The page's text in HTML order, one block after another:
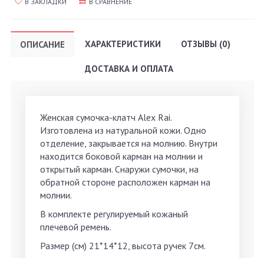
ОПИСАНИЕ ХАРАКТЕРИСТИКИ ОТЗЫВЫ (0)
ДОСТАВКА И ОПЛАТА
Женская сумочка-клатч Alex Rai.
Изготовлена из натуральной кожи. Одно
отделение, закрывается на молнию. Внутри
находится боковой карман на молнии и
открытый карман. Снаружи сумочки, на
обратной стороне расположен карман на
молнии.
В комплекте регулируемый кожаный
плечевой ремень.
Размер (см) 21*14*12, высота ручек 7см.